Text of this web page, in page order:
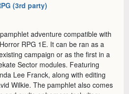
(3rd party)
adventure compatible with
RPG 1E. It can be ran as a
campaign or as the first in a
Sector modules. Featuring
Lee Franck, along with editing
Wilkie. The pamphlet also comes